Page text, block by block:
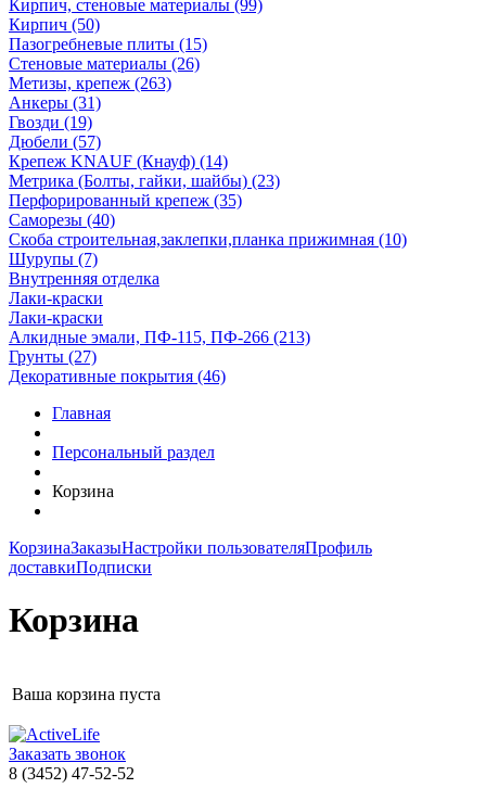
Кирпич, стеновые материалы (99)
Кирпич (50)
Пазогребневые плиты (15)
Стеновые материалы (26)
Метизы, крепеж (263)
Анкеры (31)
Гвозди (19)
Дюбели (57)
Крепеж KNAUF (Кнауф) (14)
Метрика (Болты, гайки, шайбы) (23)
Перфорированный крепеж (35)
Саморезы (40)
Скоба строительная,заклепки,планка прижимная (10)
Шурупы (7)
Внутренняя отделка
Лаки-краски
Лаки-краски
Алкидные эмали, ПФ-115, ПФ-266 (213)
Грунты (27)
Декоративные покрытия (46)
Главная
Персональный раздел
Корзина
КорзинаЗаказыНастройки пользователяПрофиль
доставкиПодписки
Корзина
Ваша корзина пуста
Заказать звонок
8 (3452) 47-52-52